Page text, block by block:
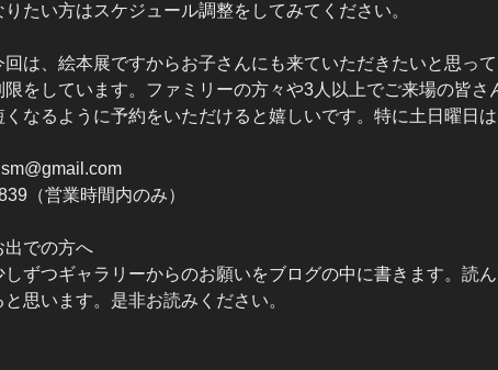
たい方はスケジュール調整をしてみてください。
回は、絵本展ですからお子さんにも来ていただきたいと思っ
限をしています。ファミリーの方々や3人以上でご来場の皆さ
くなるように予約をいただけると嬉しいです。特に土日曜日は
（営業時間内のみ）
出での方へ
しずつギャラリーからのお願いをブログの中に書きます。読
思います。是非お読みください。